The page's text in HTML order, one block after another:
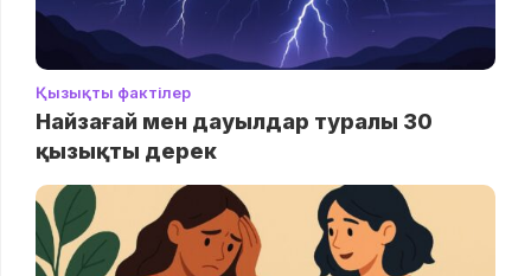
Қызықты фактілер
Найзағай мен дауылдар туралы 30
қызықты дерек